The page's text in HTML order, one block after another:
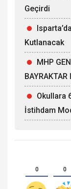
Geçirdi
Kutlanacak
MHP
BAYRAKTAR
Okullara
İstihdam
0 0